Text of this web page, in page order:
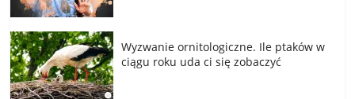
Wyzwanie ornitologiczne. Ile ptaków w
ciągu roku uda ci się zobaczyć